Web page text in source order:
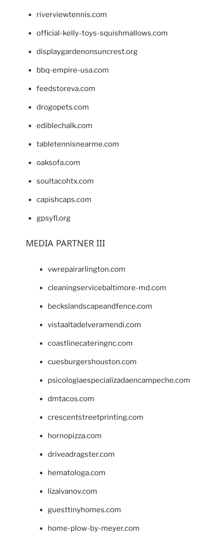
riverviewtennis.com
official-kelly-toys-squishmallows.com
displaygardenonsuncrest.org
bbq-empire-usa.com
feedstoreva.com
drogopets.com
ediblechalk.com
tabletennisnearme.com
oaksofa.com
soultacohtx.com
capishcaps.com
gpsyfl.org
MEDIA PARTNER III
vwrepairarlington.com
cleaningservicebaltimore-md.com
beckslandscapeandfence.com
vistaaltadelveramendi.com
coastlinecateringnc.com
cuesburgershouston.com
psicologiaespecializadaencampeche.com
dmtacos.com
crescentstreetprinting.com
hornopizza.com
driveadragster.com
hematologa.com
lizaivanov.com
guesttinyhomes.com
home-plow-by-meyer.com